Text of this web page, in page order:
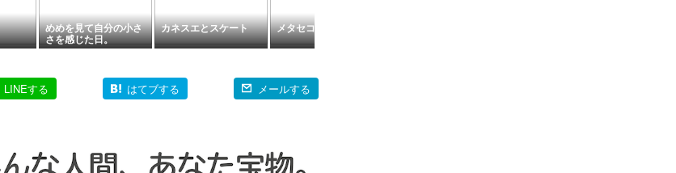
めめを見て自分の小さ
さを感じた日。
カネスエとスケート メタセコイア３D苦戦
LINEする はてブする メールする